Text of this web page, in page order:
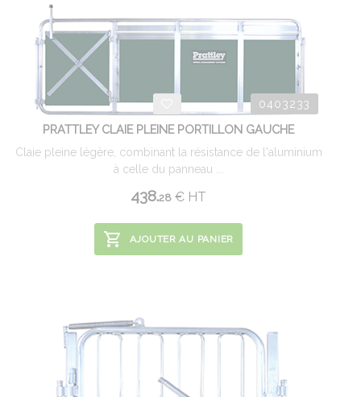
0403233
PRATTLEY CLAIE PLEINE PORTILLON GAUCHE
Claie pleine légère, combinant la résistance de l'aluminium
à celle du panneau ...
438.28 € HT
AJOUTER AU PANIER